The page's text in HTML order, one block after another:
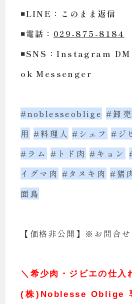
◾️LINE：このまま返信
◾️電話： 029-875-8184
◾️SNS：Instagram
ok Messenger
#noblesseoblige #卸売
用 #料理人 #シェフ #ジ
#ラム #トド肉 #キョン
イグマ肉 #タヌキ肉 #猪
面鳥
【価格非公開】※お問合
＼希少肉・ジビエの仕入
(株)Noblesse Oblige